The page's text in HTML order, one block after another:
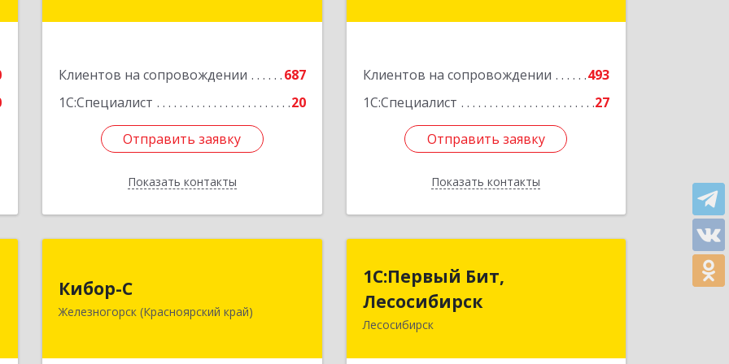
Клиентов на сопровождении
687
1С:Специалист
20
Отправить заявку
Показать контакты
Отправить заявку
Назад
Клиентов на сопровождении
493
1С:Специалист
27
Отправить заявку
Показать контакты
Отправить заявку
Назад
Кибор-С
Железногорск (Красноярский край)
Железногорск г, Белорусская ул, дом
1С:Первый Бит,
Лесосибирск
Лесосибирск
Лесосибирск
662544, Красноярский край,